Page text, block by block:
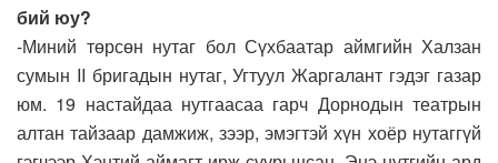
бий юу?
-Миний төрсөн нутаг бол Сүхбаатар аймгийн Халзан
сумын II бригадын нутаг, Угтуул Жаргалант гэдэг газар
юм. 19 настайдаа нутгаасаа гарч Дорнодын театрын
алтан тайзаар дамжиж, зээр, эмэгтэй хүн хоёр нутаггүй